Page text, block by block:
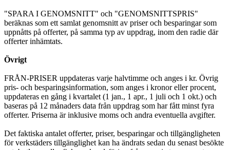
"SPARA I GENOMSNITT" och "GENOMSNITTSPRIS"
beräknas som ett samlat genomsnitt av priser och besparingar som
uppnåtts på offerter, på samma typ av uppdrag, inom den radie där
offerter inhämtats.
Övrigt
FRÅN-PRISER uppdateras varje halvtimme och anges i kr. Övrig
pris- och besparingsinformation, som anges i kronor eller procent,
uppdateras en gång i kvartalet (1 jan., 1 apr., 1 juli och 1 okt.) och
baseras på 12 månaders data från uppdrag som har fått minst fyra
offerter. Priserna är inklusive moms och andra eventuella avgifter.
Det faktiska antalet offerter, priser, besparingar och tillgängligheten
för verkstäders tillgänglighet kan ha ändrats sedan du senast besökte